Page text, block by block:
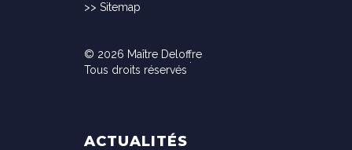
>> Sitemap
© 2026 Maître Deloffre
Tous droits réservés
ACTUALITÉS